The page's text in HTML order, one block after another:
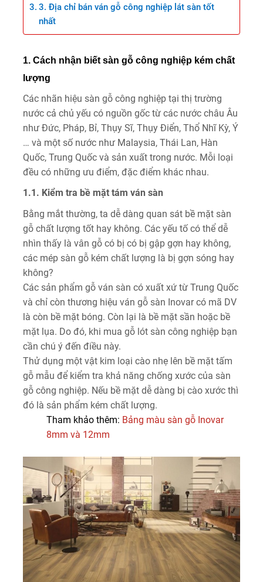
3. Địa chỉ bán ván gỗ công nghiệp lát sàn tốt
nhất
1. Cách nhận biết sàn gỗ công nghiệp kém chất
lượng
Các nhãn hiệu sàn gỗ công nghiệp tại thị trường
nước cả chủ yếu có nguồn gốc từ các nước châu Âu
như Đức, Pháp, Bỉ, Thụy Sĩ, Thụy Điển, Thổ Nhĩ Kỳ, Ý
… và một số nước như Malaysia, Thái Lan, Hàn
Quốc, Trung Quốc và sản xuất trong nước. Mỗi loại
đều có những ưu điểm, đặc điểm khác nhau.
1.1. Kiểm tra bề mặt tám ván sàn
Bằng mắt thường, ta dễ dàng quan sát bề mặt sàn
gỗ chất lượng tốt hay không. Các yếu tố có thể dễ
nhìn thấy là vân gỗ có bị có bị gập gợn hay không,
các mép sàn gỗ kém chất lượng là bị gợn sóng hay
không?
Các sản phẩm gỗ ván sàn có xuất xứ từ Trung Quốc
và chỉ còn thương hiệu ván gỗ sàn Inovar có mã DV
là còn bề mặt bóng. Còn lại là bề mặt sần hoặc bề
mặt lụa. Do đó, khi mua gỗ lót sàn công nghiệp bạn
cần chú ý đến điều này.
Thử dụng một vật kim loại cào nhẹ lên bề mặt tấm
gỗ mẫu để kiểm tra khả năng chống xước của sàn
gỗ công nghiệp. Nếu bề mặt dễ dàng bị cào xước thì
đó là sản phẩm kém chất lượng.
Tham khảo thêm: Bảng màu sàn gỗ Inovar
8mm và 12mm